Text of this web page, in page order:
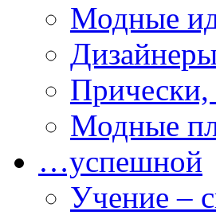
Модные
Модные
…успешной
Учение –